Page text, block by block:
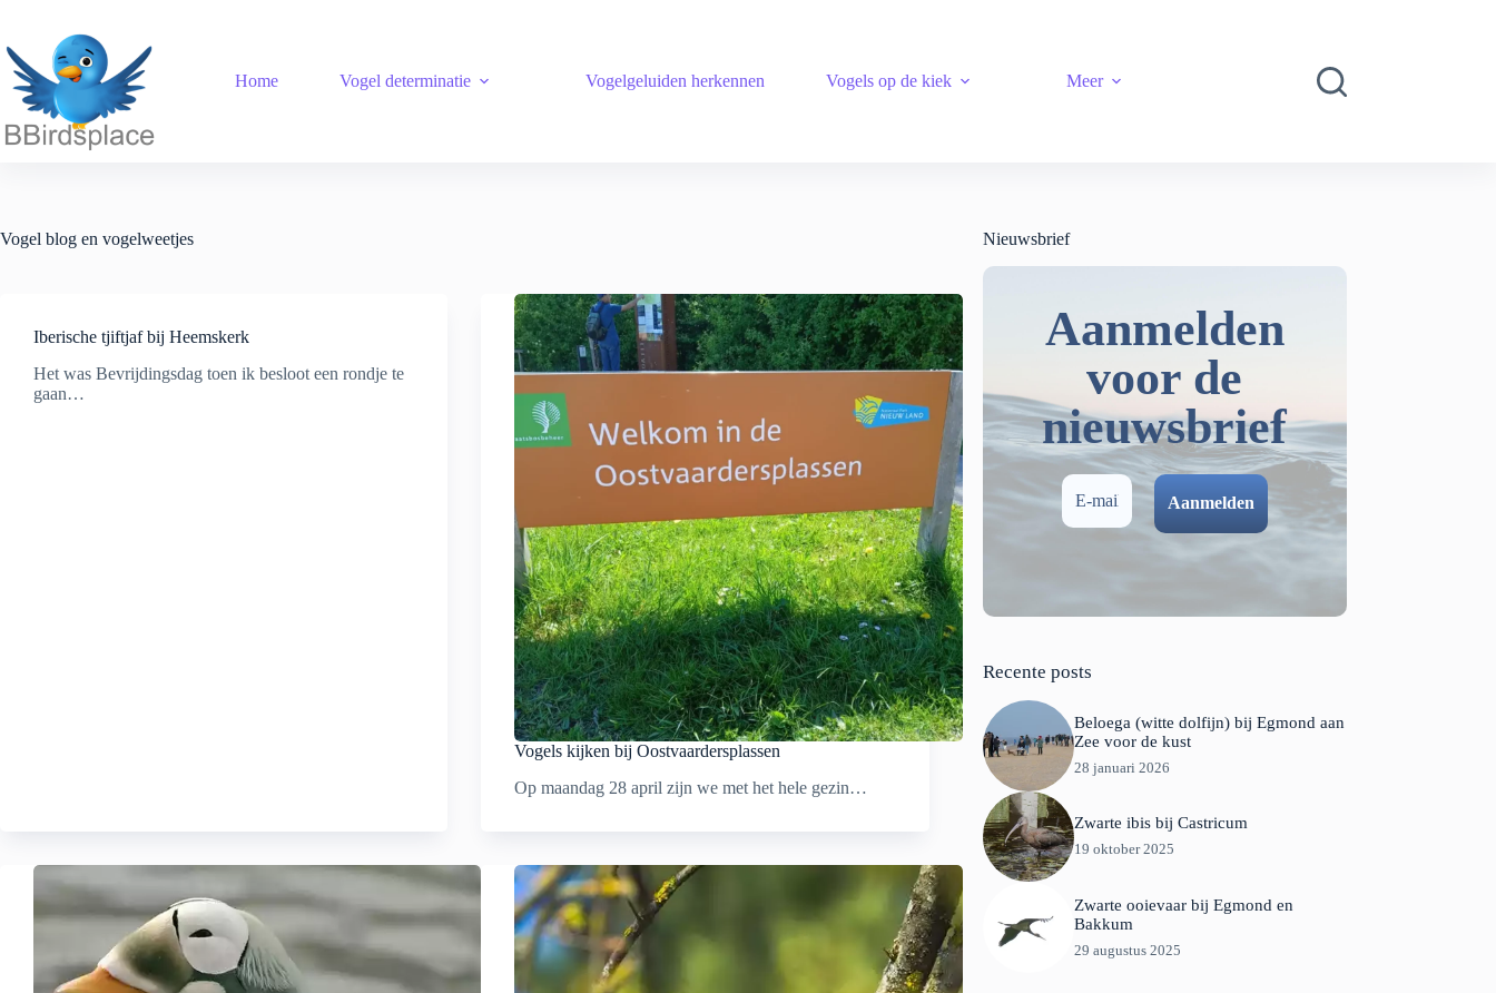
de
inhoud
Home Vogel determinatie Vogelgeluiden herkennen Vogels op de kiek Meer
Vogel blog en vogelweetjes
Iberische tjiftjaf bij Heemskerk
Het was Bevrijdingsdag toen ik besloot een rondje te
gaan…
Vogels kijken bij Oostvaardersplassen
Op maandag 28 april zijn we met het hele gezin…
Nieuwsbrief
Aanmelden
voor de
nieuwsbrief
Recente posts
Beloega (witte dolfijn) bij Egmond aan
Zee voor de kust
28 januari 2026
Zwarte ibis bij Castricum
19 oktober 2025
Zwarte ooievaar bij Egmond en
Bakkum
29 augustus 2025